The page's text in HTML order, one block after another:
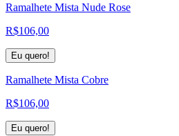
Ramalhete Mista Nude Rose
R$106,00
Eu quero!
Ramalhete Mista Cobre
R$106,00
Eu quero!